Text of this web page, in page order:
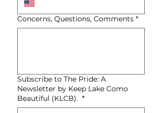
Concerns, Questions, Comments *
Subscribe to The Pride: A
Newsletter by Keep Lake Como
Beautiful (KLCB). *